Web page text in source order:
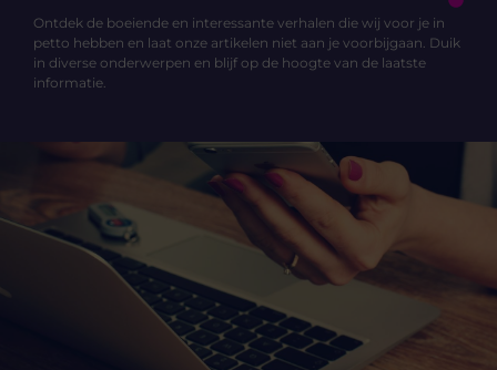
Ontdek de boeiende en interessante verhalen die wij voor je in
petto hebben en laat onze artikelen niet aan je voorbijgaan. Duik
in diverse onderwerpen en blijf op de hoogte van de laatste
informatie.